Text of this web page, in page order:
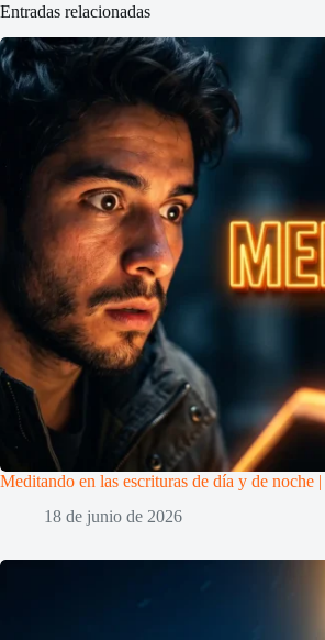
Entradas relacionadas
Meditando en las escrituras de día y de noche |
18 de junio de 2026